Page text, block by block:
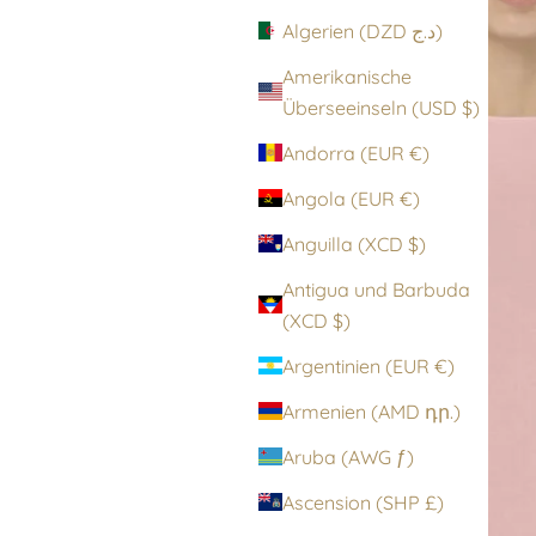
Algerien (DZD د.ج)
Amerikanische
Überseeinseln (USD $)
Andorra (EUR €)
Angola (EUR €)
Anguilla (XCD $)
Antigua und Barbuda
(XCD $)
Argentinien (EUR €)
Armenien (AMD դր.)
Aruba (AWG ƒ)
Ascension (SHP £)